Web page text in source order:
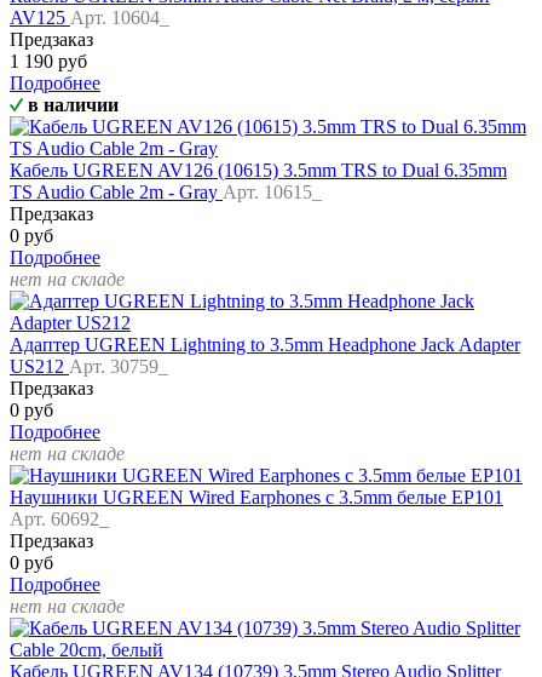
AV125 Арт. 10604_
Предзаказ
1 190 руб
Подробнее
в наличии
Кабель UGREEN AV126 (10615) 3.5mm TRS to Dual 6.35mm
TS Audio Cable 2m - Gray Арт. 10615_
Предзаказ
0 руб
Подробнее
нет на складе
Адаптер UGREEN Lightning to 3.5mm Headphone Jack Adapter
US212 Арт. 30759_
Предзаказ
0 руб
Подробнее
нет на складе
Наушники UGREEN Wired Earphones с 3.5mm белые EP101
Арт. 60692_
Предзаказ
0 руб
Подробнее
нет на складе
Кабель UGREEN AV134 (10739) 3.5mm Stereo Audio Splitter